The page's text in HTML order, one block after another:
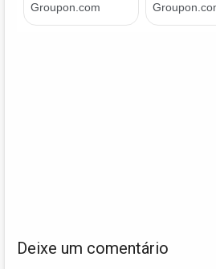
Deixe um comentário